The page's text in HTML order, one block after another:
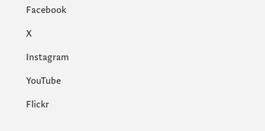
Facebook
X
Instagram
YouTube
Flickr